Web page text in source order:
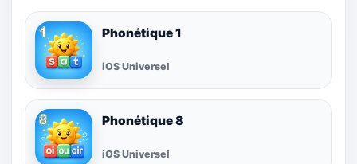
Phonétique 1
iOS Universel
Phonétique 8
iOS Universel